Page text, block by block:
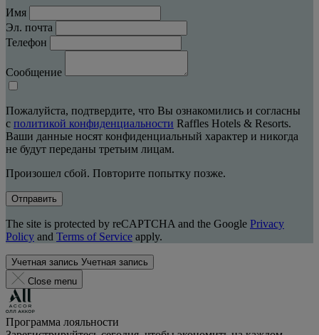
Имя
Эл. почта
Телефон
Сообщение
Пожалуйста, подтвердите, что Вы ознакомились и согласны
с политикой конфиденциальности Raffles Hotels & Resorts.
Ваши данные носят конфиденциальный характер и никогда
не будут переданы третьим лицам.
Произошел сбой. Повторите попытку позже.
Отправить
The site is protected by reCAPTCHA and the Google Privacy
Policy and Terms of Service apply.
Учетная запись Учетная запись
Close menu
Программа лояльности